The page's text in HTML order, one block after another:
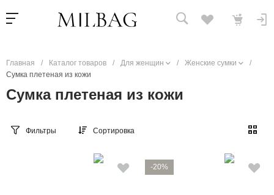
Главная / Каталог товаров / Для женщин / Женские сумки
/
Сумка плетеная из кожи
Сумка плетеная из кожи
Фильтры Сортировка
-20%